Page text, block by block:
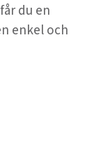
du en
enkel och